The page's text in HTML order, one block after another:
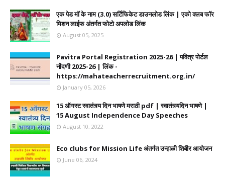
एक पेड मॉ के नाम (3.0) सर्टिफिकेट डाउनलोड लिंक | एको क्लब फॉर
मिशन लाईफ अंतर्गत फोटो अपलोड लिंक
August 05, 2025
Pavitra Portal Registration 2025-26 | पवित्र पोर्टल
नोंदणी 2025-26 | लिंक -
https://mahateacherrecruitment.org.in/
January 05, 2026
15 ऑगस्ट स्वातंत्र्य दिन भाषणे मराठी pdf | स्वातंत्र्यदिन भाषणे |
15 August Independence Day Speeches
August 10, 2022
Eco clubs for Mission Life अंतर्गत उन्हाळी शिबीर आयोजन
June 06, 2024